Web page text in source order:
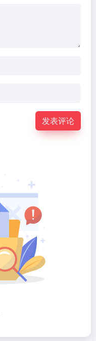
发表评论